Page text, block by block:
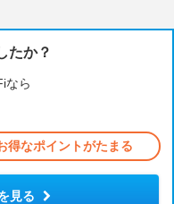
たか？
なら
得なポイントがたまる
見る